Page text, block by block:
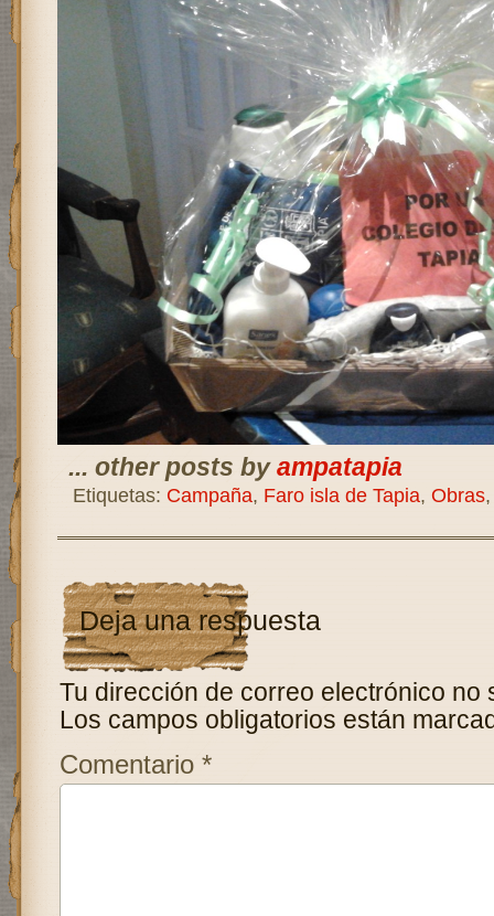
... other posts byampatapia
Etiquetas: Campaña, Faro isla de Tapia, Obras
Deja una respuesta
Tu dirección de correo electrónico no
Los campos obligatorios están
Comentario *